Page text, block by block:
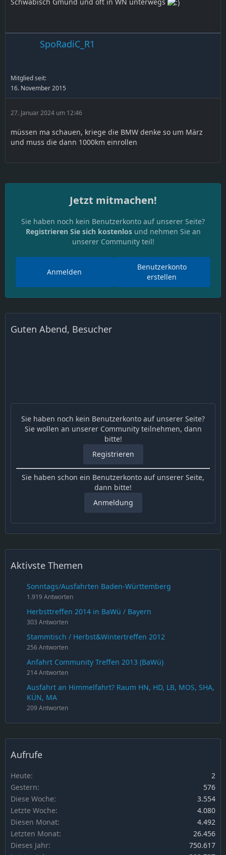
SpoRadiC_R1
Mitglied seit:
16. November 2015
27. Januar 2024 um 12:46
müssen ma schauen, kriege die BMW denke so um März
und muss die dann 1000km einrollen
Jetzt mitmachen!
Sie haben noch kein Benutzerkonto auf unserer Seite?
Registrieren Sie sich kostenlosund nehmen Sie an
unserer Community teil!
Benutzerkonto
erstellen
Anmelden
Guten Abend, Besucher
Sie haben noch kein Benutzerkonto auf unserer Seite?
Sie wollen an unserer Community teilnehmen, dann
bitte!
Registrieren
Sie haben schon ein Benutzerkonto auf unserer Seite,
dann bitte!
Anmeldung
Aktivste Themen
Sonntags/Ausfahrten Baden-Württemberg
1.919 Antworten
Herbsttreffen 2014 in BaWü / Bayern
303 Antworten
Stammtisch / Herbst&Wintertreffen 2012
256 Antworten
Anfahrt Community Treffen 2013 (BaWü)
214 Antworten
Ausfahrt an Himmelfahrt? Raum HN, HD, LB, MOS, SHA,
KÜN, MA
209 Antworten
Aufrufe
Heute
2
Gestern
576
Diese Woche
3.554
Letzte Woche
4.080
Diesen Monat
4.492
Letzten Monat
26.456
Dieses Jahr
750.617